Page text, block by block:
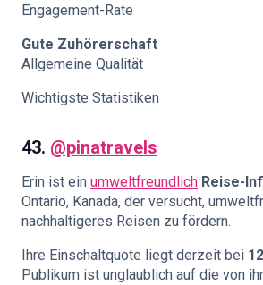
Engagement-Rate
Gute Zuhörerschaft
Allgemeine Qualität
Wichtigste Statistiken
43. @pinatravels
Erin ist ein umweltfreundlich Reise-
Ontario, Kanada, der versucht,
nachhaltigeres Reisen zu fördern.
Ihre Einschaltquote liegt derzeit bei
Publikum ist unglaublich auf die von